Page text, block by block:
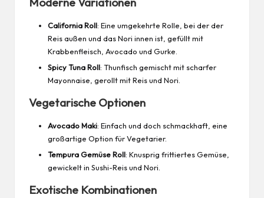
California Roll: Eine umgekehrte Rolle, bei der der
Reis außen und das Nori innen ist, gefüllt mit
Krabbenfleisch, Avocado und Gurke.
Spicy Tuna Roll: Thunfisch gemischt mit scharfer
Mayonnaise, gerollt mit Reis und Nori.
Vegetarische Optionen
Avocado Maki: Einfach und doch schmackhaft, eine
großartige Option für Vegetarier.
Tempura Gemüse Roll: Knusprig frittiertes Gemüse,
gewickelt in Sushi-Reis und Nori.
Exotische Kombinationen